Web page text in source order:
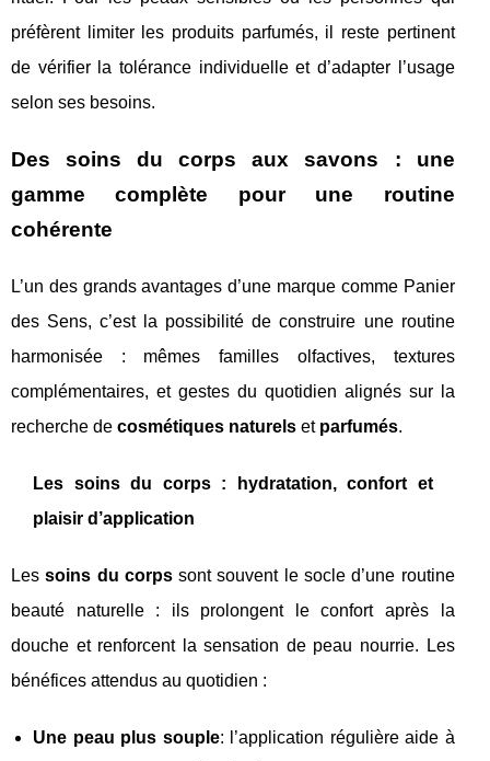
préfèrent limiter les produits parfumés, il reste pertinent
de vérifier la tolérance individuelle et d’adapter l’usage
selon ses besoins.
Des soins du corps aux savons : une
gamme complète pour une routine
cohérente
L’un des grands avantages d’une marque comme Panier
des Sens, c’est la possibilité de construire une routine
harmonisée : mêmes familles olfactives, textures
complémentaires, et gestes du quotidien alignés sur la
recherche de cosmétiques naturels et parfumés.
Les soins du corps : hydratation, confort et
plaisir d’application
Lessoins du corpssont souvent le socle d’une routine
beauté naturelle : ils prolongent le confort après la
douche et renforcent la sensation de peau nourrie. Les
bénéfices attendus au quotidien :
Une peau plus souple: l’application régulière aide à